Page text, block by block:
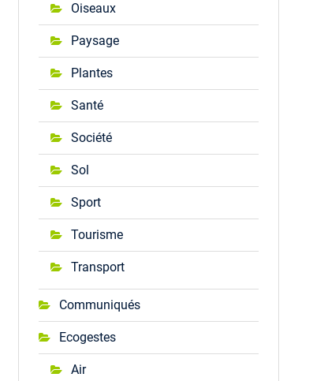
Oiseaux
Paysage
Plantes
Santé
Société
Sol
Sport
Tourisme
Transport
Communiqués
Ecogestes
Air